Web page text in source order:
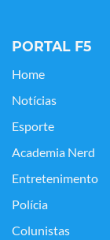
PORTAL F5
Home
Notícias
Esporte
Academia Nerd
Entretenimento
Polícia
Colunistas